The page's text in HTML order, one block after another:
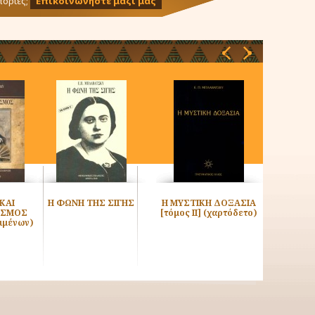
Η ΦΩΝΗ ΤΗΣ ΣΙΓΗΣ
Η ΜΥΣΤΙΚΗ ΔΟΞΑΣΙΑ
[τόμος ΙΙ] (χαρτόδετο)
‹ ›